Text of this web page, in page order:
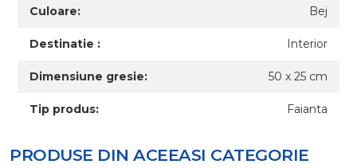
Culoare: Bej
Destinatie : Interior
Dimensiune gresie: 50 x 25 cm
Tip produs: Faianta
PRODUSE DIN ACEEASI CATEGORIE